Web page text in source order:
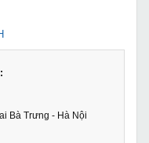
Bà Trưng - Hà Nội